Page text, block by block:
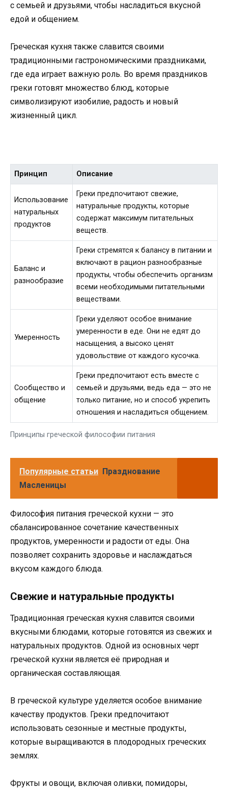
с семьей и друзьями, чтобы насладиться вкусной
едой и общением.
Греческая кухня также славится своими
традиционными гастрономическими праздниками,
где еда играет важную роль. Во время праздников
греки готовят множество блюд, которые
символизируют изобилие, радость и новый
жизненный цикл.
Принципы греческой философии питания
Принцип Описание
Использование
натуральных
продуктов
Греки предпочитают свежие,
натуральные продукты, которые
содержат максимум питательных
веществ.
Баланс и
разнообразие
Греки стремятся к балансу в питании и
включают в рацион разнообразные
продукты, чтобы обеспечить организм
всеми необходимыми питательными
веществами.
Умеренность
Греки уделяют особое внимание
умеренности в еде. Они не едят до
насыщения, а высоко ценят
удовольствие от каждого кусочка.
Сообщество и
общение
Греки предпочитают есть вместе с
семьей и друзьями, ведь еда — это не
только питание, но и способ укрепить
отношения и насладиться общением.
Популярные статьи Празднование
Масленицы
Философия питания греческой кухни — это
сбалансированное сочетание качественных
продуктов, умеренности и радости от еды. Она
позволяет сохранить здоровье и наслаждаться
вкусом каждого блюда.
Свежие и натуральные продукты
Традиционная греческая кухня славится своими
вкусными блюдами, которые готовятся из свежих и
натуральных продуктов. Одной из основных черт
греческой кухни является её природная и
органическая составляющая.
В греческой культуре уделяется особое внимание
качеству продуктов. Греки предпочитают
использовать сезонные и местные продукты,
которые выращиваются в плодородных греческих
землях.
Фрукты и овощи, включая оливки, помидоры,